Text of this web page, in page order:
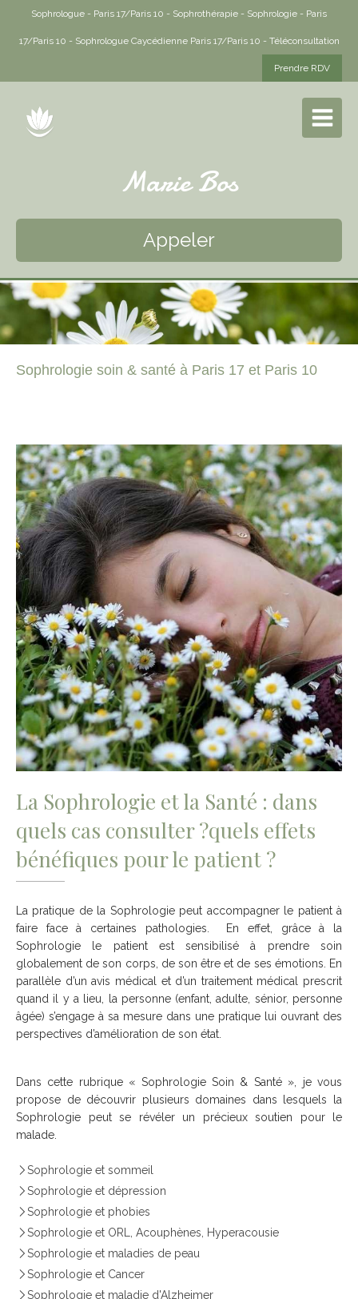
Sophrologue - Paris 17/Paris 10 - Sophrothérapie - Sophrologie - Paris
17/Paris 10 - Sophrologue Caycédienne Paris 17/Paris 10 - Téléconsultation
Prendre RDV
Marie Bos
Appeler
Sophrologie soin & santé à Paris 17 et Paris 10
La Sophrologie et la Santé : dans
quels cas consulter ?quels effets
bénéfiques pour le patient ?
La pratique de la Sophrologie peut accompagner le patient à
faire face à certaines pathologies. En effet, grâce à la
Sophrologie le patient est sensibilisé à prendre soin
globalement de son corps, de son être et de ses émotions. En
parallèle d’un avis médical et d’un traitement médical prescrit
quand il y a lieu, la personne (enfant, adulte, sénior, personne
âgée) s’engage à sa mesure dans une pratique lui ouvrant des
perspectives d’amélioration de son état.
Dans cette rubrique « Sophrologie Soin & Santé », je vous
propose de découvrir plusieurs domaines dans lesquels la
Sophrologie peut se révéler un précieux soutien pour le
malade.
Sophrologie et sommeil
Sophrologie et dépression
Sophrologie et phobies
Sophrologie et ORL, Acouphènes, Hyperacousie
Sophrologie et maladies de peau
Sophrologie et Cancer
Sophrologie et maladie d'Alzheimer